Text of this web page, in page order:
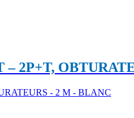
2P+T,